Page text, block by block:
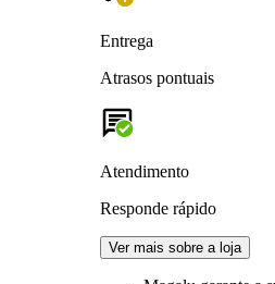
Entrega
Atrasos pontuais
Atendimento
Responde rápido
Ver mais sobre a loja